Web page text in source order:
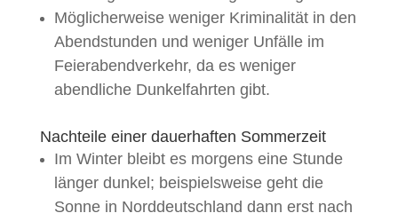
Möglicherweise weniger Kriminalität in den
Abendstunden und weniger Unfälle im
Feierabendverkehr, da es weniger
abendliche Dunkelfahrten gibt.
Nachteile einer dauerhaften Sommerzeit
Im Winter bleibt es morgens eine Stunde
länger dunkel; beispielsweise geht die
Sonne in Norddeutschland dann erst nach